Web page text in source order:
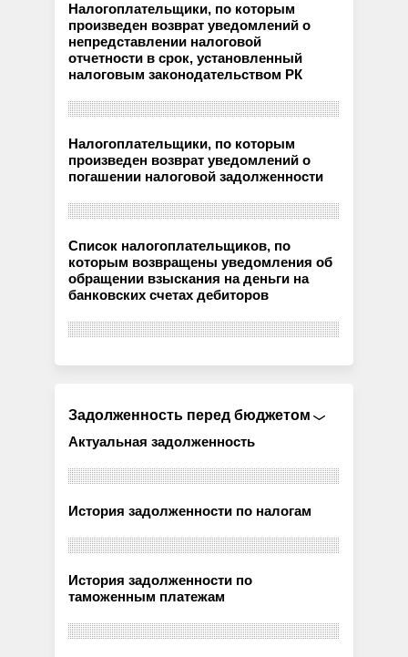
Налогоплательщики, по которым
произведен возврат уведомлений о
непредставлении налоговой
отчетности в срок, установленный
налоговым законодательством РК
Налогоплательщики, по которым
произведен возврат уведомлений о
погашении налоговой задолженности
Список налогоплательщиков, по
которым возвращены уведомления об
обращении взыскания на деньги на
банковских счетах дебиторов
Задолженность перед бюджетом
Актуальная задолженность
История задолженности по налогам
История задолженности по
таможенным платежам